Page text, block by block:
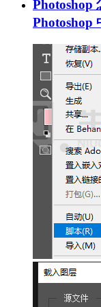
Photoshop
Photoshop